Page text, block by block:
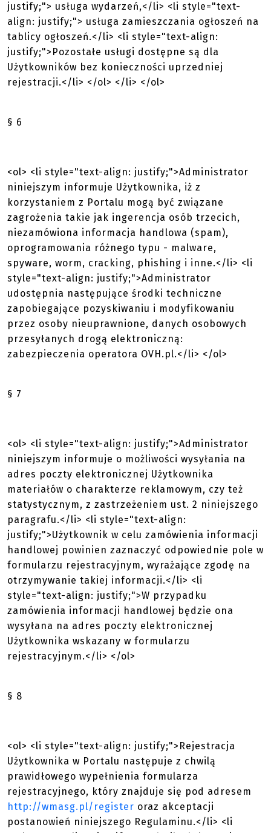
justify;"> usługa wydarzeń,</li> <li style="text-
align: justify;"> usługa zamieszczania ogłoszeń na
tablicy ogłoszeń.</li> <li style="text-align:
justify;">Pozostałe usługi dostępne są dla
Użytkowników bez konieczności uprzedniej
rejestracji.</li> </ol> </li> </ol>
§ 6
<ol> <li style="text-align: justify;">Administrator
niniejszym informuje Użytkownika, iż z
korzystaniem z Portalu mogą być związane
zagrożenia takie jak ingerencja osób trzecich,
niezamówiona informacja handlowa (spam),
oprogramowania różnego typu - malware,
spyware, worm, cracking, phishing i inne.</li> <li
style="text-align: justify;">Administrator
udostępnia następujące środki techniczne
zapobiegające pozyskiwaniu i modyfikowaniu
przez osoby nieuprawnione, danych osobowych
przesyłanych drogą elektroniczną:
zabezpieczenia operatora OVH.pl.</li> </ol>
§ 7
<ol> <li style="text-align: justify;">Administrator
niniejszym informuje o możliwości wysyłania na
adres poczty elektronicznej Użytkownika
materiałów o charakterze reklamowym, czy też
statystycznym, z zastrzeżeniem ust. 2 niniejszego
paragrafu.</li> <li style="text-align:
justify;">Użytkownik w celu zamówienia informacji
handlowej powinien zaznaczyć odpowiednie pole w
formularzu rejestracyjnym, wyrażające zgodę na
otrzymywanie takiej informacji.</li> <li
style="text-align: justify;">W przypadku
zamówienia informacji handlowej będzie ona
wysyłana na adres poczty elektronicznej
Użytkownika wskazany w formularzu
rejestracyjnym.</li> </ol>
§ 8
<ol> <li style="text-align: justify;">Rejestracja
Użytkownika w Portalu następuje z chwilą
prawidłowego wypełnienia formularza
rejestracyjnego, który znajduje się pod adresem
http://wmasg.pl/register oraz akceptacji
postanowień niniejszego Regulaminu.</li> <li